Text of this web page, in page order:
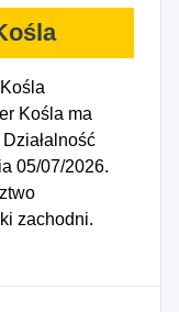
Kośla ma
05/07/2026.
zachodni.
to